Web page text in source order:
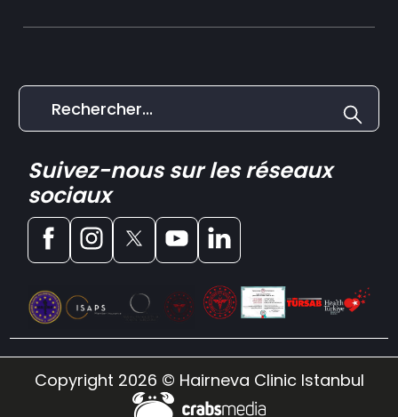
Suivez-nous sur les réseaux
sociaux
Copyright 2026 © Hairneva Clinic Istanbul